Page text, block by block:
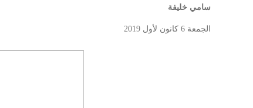
سامي خليفة
الجمعة 6 كانون لأول 2019